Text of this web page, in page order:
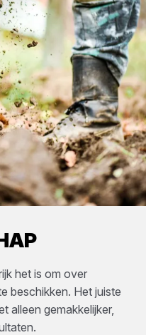
het is om over
beschikken. Het juiste
alleen gemakkelijker,